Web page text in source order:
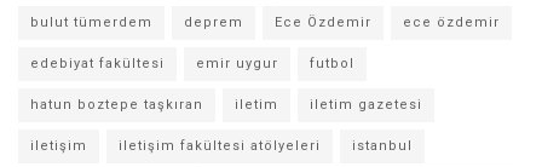
bulut tümerdem deprem Ece Özdemir ece özdemir
edebiyat fakültesi emir uygur futbol
hatun boztepe taşkıran iletim iletim gazetesi
iletişim iletişim fakültesi atölyeleri istanbul